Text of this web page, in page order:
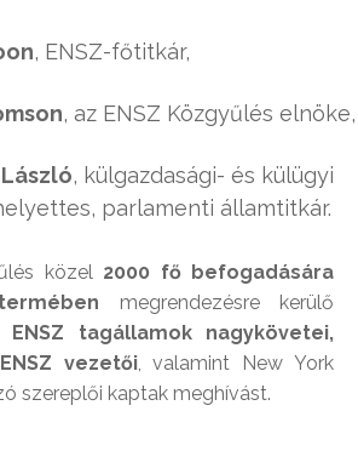
, ENSZ-főtitkár,
, az ENSZ Közgyűlés elnöke,
László, külgazdasági- és külügyi
parlamenti államtitkár.
közel 2000 fő befogadására
megrendezésre kerülő
ENSZ tagállamok nagykövetei,
vezetői, valamint New York
szereplői kaptak meghívást.